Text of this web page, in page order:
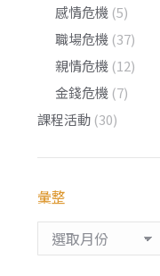
感情危機 (5)
職場危機 (37)
親情危機 (12)
金錢危機 (7)
課程活動 (30)
彙整
整